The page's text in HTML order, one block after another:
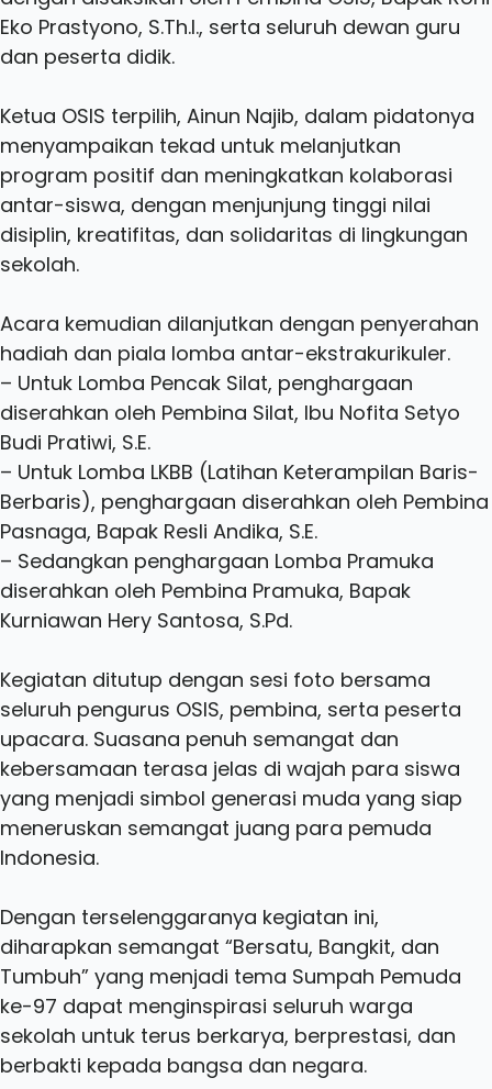
Eko Prastyono, S.Th.I., serta seluruh dewan guru
dan peserta didik.
Ketua OSIS terpilih, Ainun Najib, dalam pidatonya
menyampaikan tekad untuk melanjutkan
program positif dan meningkatkan kolaborasi
antar-siswa, dengan menjunjung tinggi nilai
disiplin, kreatifitas, dan solidaritas di lingkungan
sekolah.
Acara kemudian dilanjutkan dengan penyerahan
hadiah dan piala lomba antar-ekstrakurikuler.
– Untuk Lomba Pencak Silat, penghargaan
diserahkan oleh Pembina Silat, Ibu Nofita Setyo
Budi Pratiwi, S.E.
– Untuk Lomba LKBB (Latihan Keterampilan Baris-
Berbaris), penghargaan diserahkan oleh Pembina
Pasnaga, Bapak Resli Andika, S.E.
– Sedangkan penghargaan Lomba Pramuka
diserahkan oleh Pembina Pramuka, Bapak
Kurniawan Hery Santosa, S.Pd.
Kegiatan ditutup dengan sesi foto bersama
seluruh pengurus OSIS, pembina, serta peserta
upacara. Suasana penuh semangat dan
kebersamaan terasa jelas di wajah para siswa
yang menjadi simbol generasi muda yang siap
meneruskan semangat juang para pemuda
Indonesia.
Dengan terselenggaranya kegiatan ini,
diharapkan semangat “Bersatu, Bangkit, dan
Tumbuh” yang menjadi tema Sumpah Pemuda
ke-97 dapat menginspirasi seluruh warga
sekolah untuk terus berkarya, berprestasi, dan
berbakti kepada bangsa dan negara.